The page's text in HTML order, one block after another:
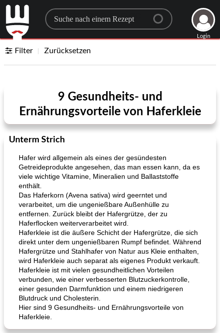
Search for a recipe
Login
Filter Zurücksetzen
9 Gesundheits- und
Ernährungsvorteile von Haferkleie
Unterm Strich
Hafer wird allgemein als eines der gesündesten
Getreideprodukte angesehen, das man essen kann, da es
viele wichtige Vitamine, Mineralien und Ballaststoffe
enthält.
Das Haferkorn (Avena sativa) wird geerntet und
verarbeitet, um die ungenießbare Außenhülle zu
entfernen. Zurück bleibt der Hafergrütze, der zu
Haferflocken weiterverarbeitet wird.
Haferkleie ist die äußere Schicht der Hafergrütze, die sich
direkt unter dem ungenießbaren Rumpf befindet. Während
Hafergrütze und Stahlhafer von Natur aus Kleie enthalten,
wird Haferkleie auch separat als eigenes Produkt verkauft.
Haferkleie ist mit vielen gesundheitlichen Vorteilen
verbunden, wie einer verbesserten Blutzuckerkontrolle,
einer gesunden Darmfunktion und einem niedrigeren
Blutdruck und Cholesterin.
Hier sind 9 Gesundheits- und Ernährungsvorteile von
Haferkleie.